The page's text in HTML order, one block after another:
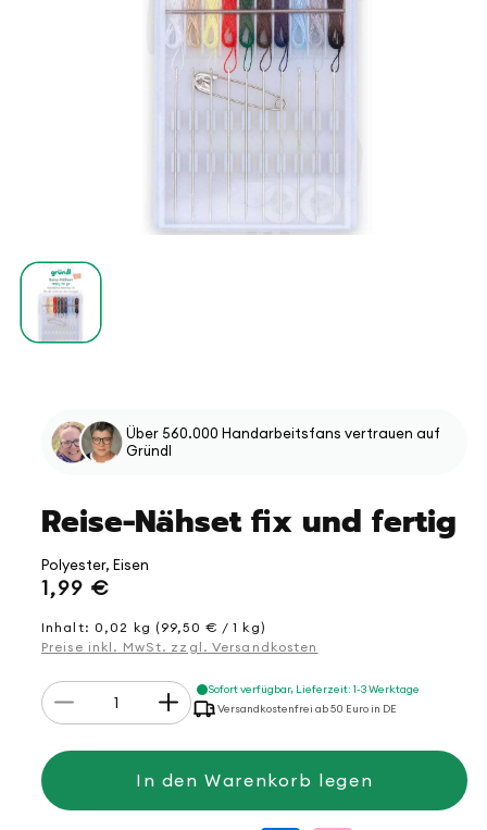
1
in
Modal
öffnen
Über 560.000 Handarbeitsfans vertrauen auf
Gründl
Reise-Nähset fix und fertig
Polyester, Eisen
Normaler
Preis
1,99 €
Inhalt: 0,02 kg (99,50 € / 1 kg)
Preise inkl. MwSt. zzgl. Versandkosten
Anzahl
Verringere
die
für
fix
Erhöhe
die
Reise-
Nähset
fix
Sofort verfügbar, Lieferzeit: 1-3 Werktage
Versandkostenfrei ab 50 Euro in DE
In den Warenkorb legen